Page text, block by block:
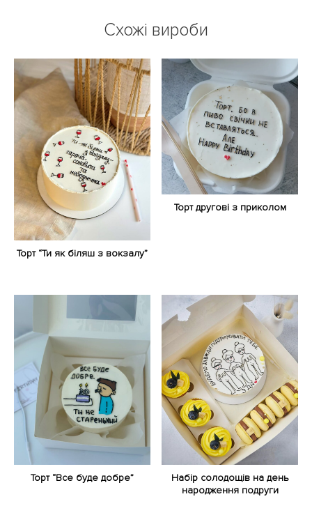
Схожі вироби
Торт “Ти як біляш з вокзалу”
Торт другові з приколом
Торт “Все буде добре”
Набір солодощів на день
народження подруги